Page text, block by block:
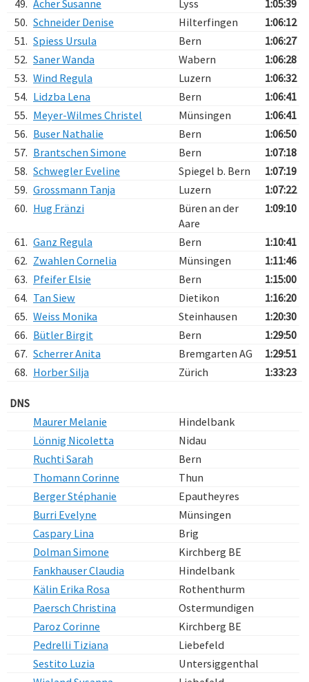
49. Acher Susanne Lyss
1:05:39
50. Schneider Denise Hilterfingen
1:06:12
51. Spiess Ursula Bern
1:06:27
52. Saner Wanda Wabern
1:06:28
53. Wind Regula Luzern
1:06:32
54. Lidzba Lena Bern
1:06:41
55. Meyer-Wilmes Christel Münsingen
1:06:41
56. Buser Nathalie Bern
1:06:50
57. Brantschen Simone Bern
1:07:18
58. Schwegler Eveline Spiegel b. Bern
1:07:19
59. Grossmann Tanja Luzern
1:07:22
60. Hug Fränzi
Büren an der
Aare
1:09:10
61. Ganz Regula Bern
1:10:41
62. Zwahlen Cornelia Münsingen
1:11:46
63. Pfeifer Elsie Bern
1:15:00
64. Tan Siew Dietikon
1:16:20
65. Weiss Monika Steinhausen
1:20:30
66. Bütler Birgit Bern
1:29:50
67. Scherrer Anita Bremgarten AG
1:29:51
68. Horber Silja Zürich 1:33:23
DNS
Maurer Melanie
Hindelbank
Lönnig Nicoletta
Nidau
Ruchti Sarah
Bern
Thomann Corinne
Thun
Berger Stéphanie
Epautheyres
Burri Evelyne
Münsingen
Caspary Lina
Brig
Dolman Simone
Kirchberg BE
Fankhauser Claudia
Hindelbank
Kälin Erika Rosa
Rothenthurm
Paersch Christina
Ostermundigen
Paroz Corinne
Kirchberg BE
Pedrelli Tiziana
Liebefeld
Sestito Luzia
Untersiggenthal